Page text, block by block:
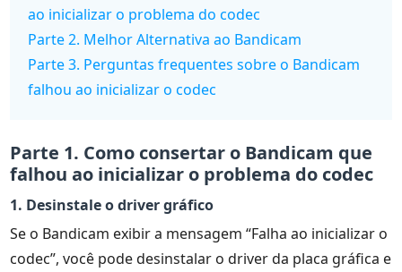
ao inicializar o problema do codec
Parte 2. Melhor Alternativa ao Bandicam
Parte 3. Perguntas frequentes sobre o Bandicam
falhou ao inicializar o codec
Parte 1. Como consertar o Bandicam que
falhou ao inicializar o problema do codec
1. Desinstale o driver gráfico
Se o Bandicam exibir a mensagem “Falha ao inicializar o
codec”, você pode desinstalar o driver da placa gráfica e